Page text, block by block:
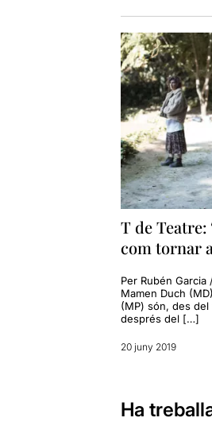
T de Teatre:
com tornar
Per Rubén Garcia
Mamen Duch
(MP) són, des del
després del […]
20 juny 2019
Ha